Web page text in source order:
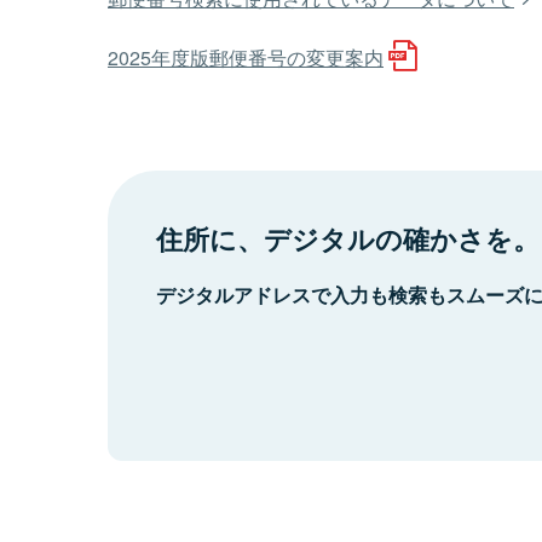
2025年度版郵便番号の変更案内
住所に、デジタルの確かさを。
デジタルアドレスで入力も検索もスムーズ